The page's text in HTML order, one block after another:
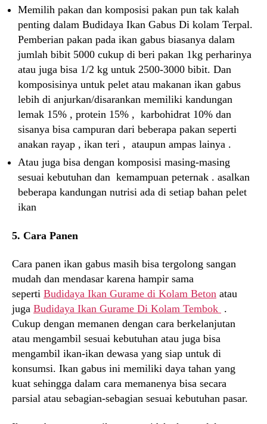
Memilih pakan dan komposisi pakan pun tak kalah
penting dalam Budidaya Ikan Gabus Di kolam Terpal.
Pemberian pakan pada ikan gabus biasanya dalam
jumlah bibit 5000 cukup di beri pakan 1kg perharinya
atau juga bisa 1/2 kg untuk 2500-3000 bibit. Dan
komposisinya untuk pelet atau makanan ikan gabus
lebih di anjurkan/disarankan memiliki kandungan
lemak 15% , protein 15% , karbohidrat 10% dan
sisanya bisa campuran dari beberapa pakan seperti
anakan rayap , ikan teri , ataupun ampas lainya .
Atau juga bisa dengan komposisi masing-masing
sesuai kebutuhan dan kemampuan peternak . asalkan
beberapa kandungan nutrisi ada di setiap bahan pelet
ikan
5. Cara Panen
Cara panen ikan gabus masih bisa tergolong sangan
mudah dan mendasar karena hampir sama
seperti Budidaya Ikan Gurame di Kolam Beton atau
juga Budidaya Ikan Gurame Di Kolam Tembok .
Cukup dengan memanen dengan cara berkelanjutan
atau mengambil sesuai kebutuhan atau juga bisa
mengambil ikan-ikan dewasa yang siap untuk di
konsumsi. Ikan gabus ini memiliki daya tahan yang
kuat sehingga dalam cara memanenya bisa secara
parsial atau sebagian-sebagian sesuai kebutuhan pasar.